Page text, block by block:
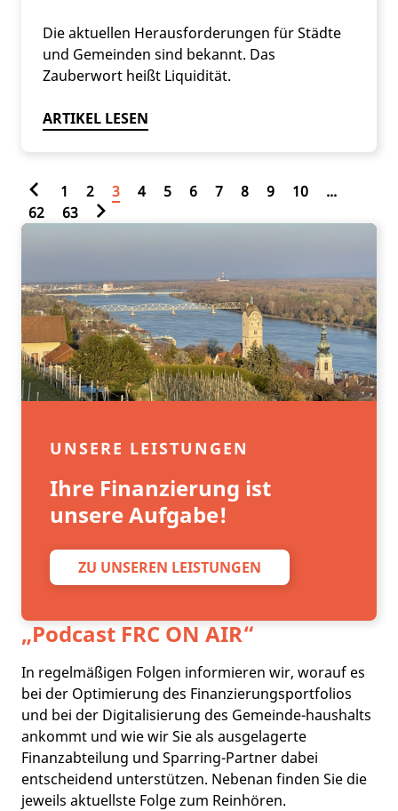
Die aktuellen Herausforderungen für Städte
und Gemeinden sind bekannt. Das
Zauberwort heißt Liquidität.
ARTIKEL LESEN
1 2 3 4 5 6 7 8 9 10
...
62
63
UNSERE LEISTUNGEN
Ihre Finanzierung ist
unsere Aufgabe!
ZU UNSEREN LEISTUNGEN
„Podcast FRC ON AIR“
In regelmäßigen Folgen informieren wir, worauf es
bei der Optimierung des Finanzierungsportfolios
und bei der Digitalisierung des Gemeinde-haushalts
ankommt und wie wir Sie als ausgelagerte
Finanzabteilung und Sparring-Partner dabei
entscheidend unterstützen. Nebenan finden Sie die
jeweils aktuellste Folge zum Reinhören.